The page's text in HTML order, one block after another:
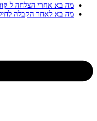
אחרי הצלחה לקורס הטיס
לאחר הקבלה לחיל המודיעין